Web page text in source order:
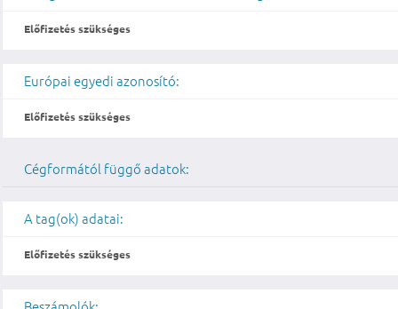
Előfizetés szükséges
Európai egyedi azonosító:
Előfizetés szükséges
Cégformától függő adatok:
A tag(ok) adatai:
Előfizetés szükséges